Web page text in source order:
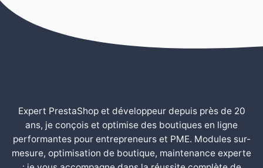
Expert PrestaShop et développeur depuis près de 20
ans, je conçois et optimise des boutiques en ligne
performantes pour entrepreneurs et PME. Modules sur-
mesure, optimisation de boutique, maintenance experte